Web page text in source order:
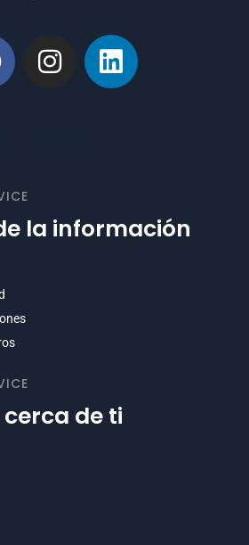
la información
de ti